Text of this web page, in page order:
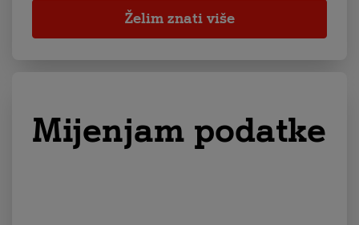
Želim znati više
Mijenjam podatke